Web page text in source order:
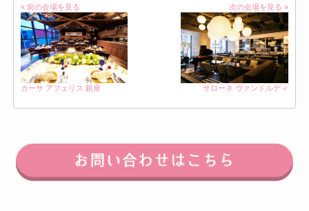
« 前の会場を見る
カーサ アフェリス 銀座
次の会場を見る »
サローネ ヴァンドルディ